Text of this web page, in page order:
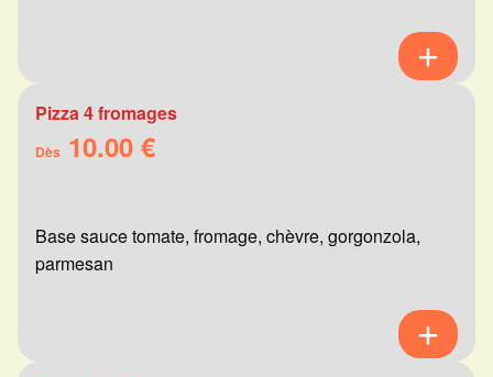
Pizza 4 fromages
Dès 10.00 €
Base sauce tomate, fromage, chèvre, gorgonzola,
parmesan